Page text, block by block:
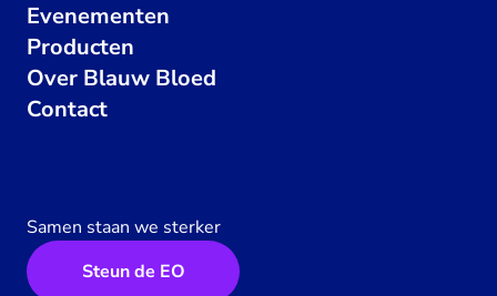
Evenementen
Producten
Over Blauw Bloed
Contact
Samen staan we sterker
Steun de EO